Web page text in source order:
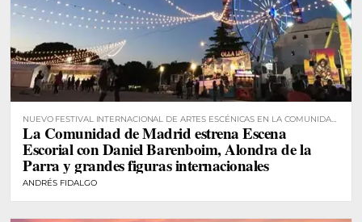
NUEVO FESTIVAL INTERNACIONAL DE ARTES ESCÉNICAS EN LA COMUNIDAD
DE MADRID
La Comunidad de Madrid estrena Escena
Escorial con Daniel Barenboim, Alondra de la
Parra y grandes figuras internacionales
ANDRÉS FIDALGO